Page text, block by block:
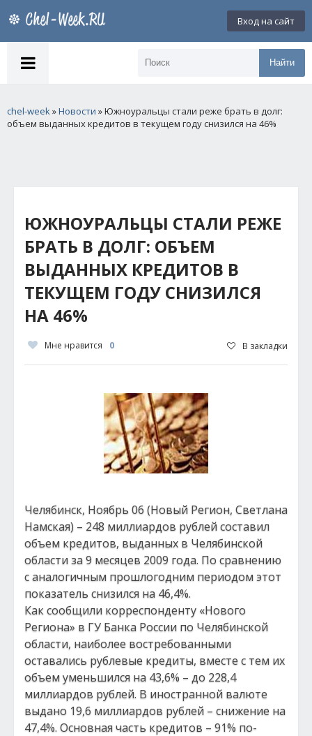
Вход на сайт
Найти
chel-week»Новости » Южноуральцы стали реже брать в долг:
объем выданных кредитов в текущем году снизился на 46%
ЮЖНОУРАЛЬЦЫ СТАЛИ РЕЖЕ
БРАТЬ В ДОЛГ: ОБЪЕМ
ВЫДАННЫХ КРЕДИТОВ В
ТЕКУЩЕМ ГОДУ СНИЗИЛСЯ
НА 46%
Мне нравится 0 В закладки
Челябинск, Ноябрь 06 (Новый Регион, Светлана
Намская) – 248 миллиардов рублей составил
объем кредитов, выданных в Челябинской
области за 9 месяцев 2009 года. По сравнению
с аналогичным прошлогодним периодом этот
показатель снизился на 46,4%.
Как сообщили корреспонденту «Нового
Региона» в ГУ Банка России по Челябинской
области, наиболее востребованными
оставались рублевые кредиты, вместе с тем их
объем уменьшился на 43,6% – до 228,4
миллиардов рублей. В иностранной валюте
выдано 19,6 миллиардов рублей – снижение на
47,4%. Основная часть кредитов – 91% по-